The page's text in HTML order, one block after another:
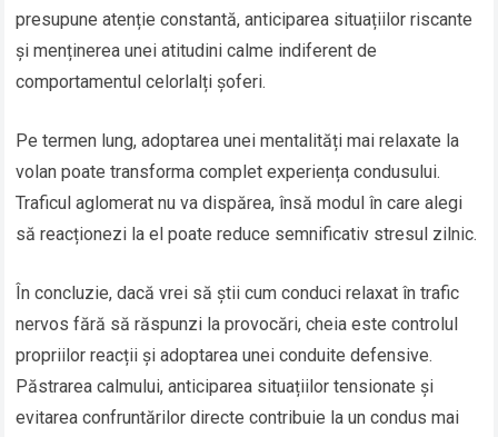
presupune atenție constantă, anticiparea situațiilor riscante
și menținerea unei atitudini calme indiferent de
comportamentul celorlalți șoferi.
Pe termen lung, adoptarea unei mentalități mai relaxate la
volan poate transforma complet experiența condusului.
Traficul aglomerat nu va dispărea, însă modul în care alegi
să reacționezi la el poate reduce semnificativ stresul zilnic.
În concluzie, dacă vrei să știi cum conduci relaxat în trafic
nervos fără să răspunzi la provocări, cheia este controlul
propriilor reacții și adoptarea unei conduite defensive.
Păstrarea calmului, anticiparea situațiilor tensionate și
evitarea confruntărilor directe contribuie la un condus mai